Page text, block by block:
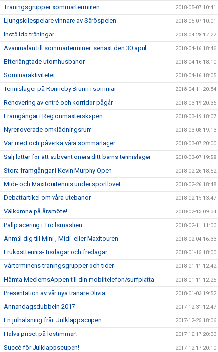
Träningsgrupper sommarterminen 2018-05-07 10:41
Ljungskilespelare vinnare av Säröspelen 2018-05-07 10:01
Inställda träningar 2018-04-28 17:27
Avanmälan till sommarterminen senast den 30 april 2018-04-16 18:46
Efterlängtade utomhusbanor 2018-04-16 18:10
Sommaraktiviteter 2018-04-16 18:05
Tennisläger på Ronneby Brunn i sommar 2018-04-11 20:54
Renovering av entré och korridor pågår 2018-03-19 20:36
Framgångar i Regionmästerskapen 2018-03-19 18:07
Nyrenoverade omklädningsrum 2018-03-08 19:13
Var med och påverka våra sommarläger 2018-03-07 20:00
Sälj lotter för att subventionera ditt barns tennisläger 2018-03-07 19:58
Stora framgångar i Kevin Murphy Open 2018-02-26 18:52
Midi- och Maxitourtennis under sportlovet 2018-02-26 18:48
Debattartikel om våra utebanor 2018-02-15 13:47
Välkomna på årsmöte! 2018-02-13 09:34
Pallplacering i Trollsmashen 2018-02-11 11:00
Anmäl dig till Mini-, Midi- eller Maxitouren 2018-02-04 16:33
Frukosttennis- tisdagar och fredagar 2018-01-15 18:00
Vårterminens träningsgrupper och tider 2018-01-11 12:42
Hämta MedlemsAppen till din mobiltelefon/surfplatta 2018-01-11 12:25
Presentation av vår nya tränare Olivia 2018-01-03 19:52
Annandagsdubbeln 2017 2017-12-31 12:47
En julhälsning från Julklappscupen 2017-12-25 18:06
Halva priset på löstimmar! 2017-12-17 20:33
Succé för Julklappscupen! 2017-12-17 20:10